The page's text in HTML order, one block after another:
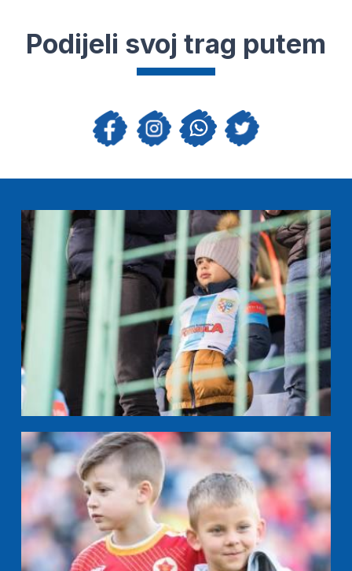
Podijeli svoj trag putem